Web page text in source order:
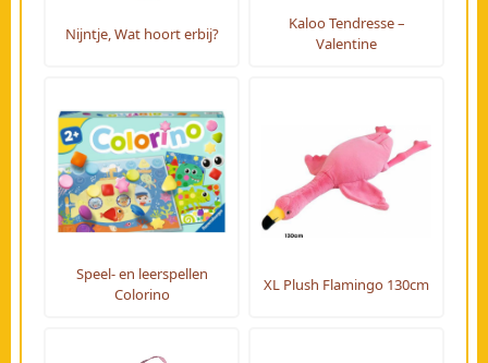
Nijntje, Wat hoort erbij?
Kaloo Tendresse –
Valentine
Speel- en leerspellen
Colorino
XL Plush Flamingo 130cm